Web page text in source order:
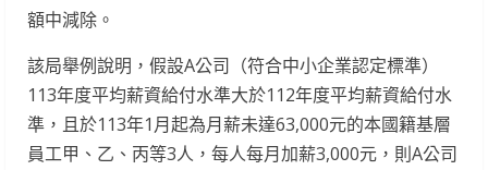
額中減除。
該局舉例說明，假設A公司（符合中小企業認定標準）
113年度平均薪資給付水準大於112年度平均薪資給付水
準，且於113年1月起為月薪未達63,000元的本國籍基層
員工甲、乙、丙等3人，每人每月加薪3,000元，則A公司